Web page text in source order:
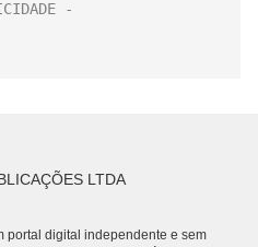
LTDA
portal digital independente e sem